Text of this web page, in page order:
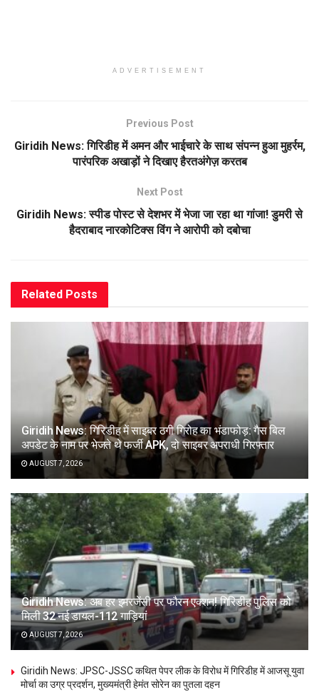
ADVERTISEMENT
Previous Post
Giridih News: गिरिडीह में अमन और भाईचारे के साथ संपन्न हुआ मुहर्रम,
पारंपरिक अखाड़ों ने दिखाए हैरतअंगेज़ करतब
Next Post
Giridih News: स्पीड पोस्ट से देशभर में भेजा जा रहा था गांजा! डुमरी से
हैदराबाद नारकोटिक्स विंग ने आरोपी को दबोचा
Related Posts
Giridih News: गिरिडीह में साइबर ठगी गिरोह का भंडाफोड़: गैस बिल
अपडेट के नाम पर भेजते थे फर्जी APK, दो साइबर अपराधी गिरफ्तार
AUGUST 7, 2026
Giridih News: अब हर इमरजेंसी पर फौरन एक्शन! गिरिडीह पुलिस को
मिली 32 नई डायल-112 गाड़ियां
AUGUST 7, 2026
Giridih News: JPSC-JSSC कथित पेपर लीक के विरोध में गिरिडीह में आजसू युवा
मोर्चा का उग्र प्रदर्शन, मुख्यमंत्री हेमंत सोरेन का पुतला दहन